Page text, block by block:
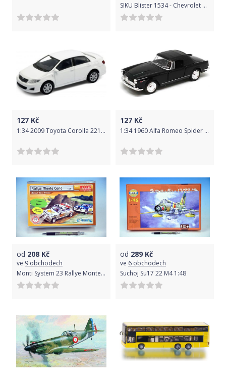
SIKU Blister 1534 - Chevrolet Corvette
127 Kč
1:34 2009 Toyota Corolla 221216
127 Kč
1:34 1960 Alfa Romeo Spider 2600 222009
od 208 Kč
ve 9 obchodech
Monti System 23 Rallye Monte Carlo 1:28
od 289 Kč
ve 6 obchodech
Suchoj Su17 22 M4 1:48